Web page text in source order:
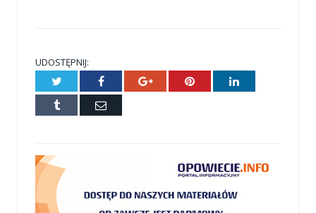
UDOSTĘPNIJ:
Twitter Facebook Google+ Pinterest LinkedIn
Tumblr
E-